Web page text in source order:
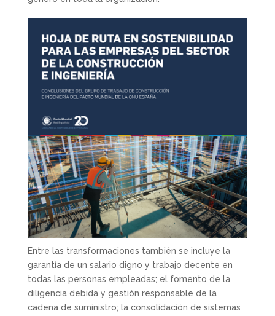
Entre las transformaciones también se incluye la
garantía de un salario digno y trabajo decente en
todas las personas empleadas; el fomento de la
diligencia debida y gestión responsable de la
cadena de suministro; la consolidación de sistemas